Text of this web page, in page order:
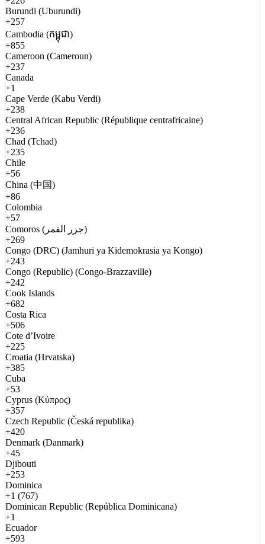
Burundi (Uburundi)
+257
Cambodia (កម្ពុជា)
+855
Cameroon (Cameroun)
+237
Canada
+1
Cape Verde (Kabu Verdi)
+238
Central African Republic (République centrafricaine)
+236
Chad (Tchad)
+235
Chile
+56
China (中国)
+86
Colombia
+57
Comoros (جزر القمر)
+269
Congo (DRC) (Jamhuri ya Kidemokrasia ya Kongo)
+243
Congo (Republic) (Congo-Brazzaville)
+242
Cook Islands
+682
Costa Rica
+506
Cote d’Ivoire
+225
Croatia (Hrvatska)
+385
Cuba
+53
Cyprus (Κύπρος)
+357
Czech Republic (Česká republika)
+420
Denmark (Danmark)
+45
Djibouti
+253
Dominica
+1 (767)
Dominican Republic (República Dominicana)
+1
Ecuador
+593